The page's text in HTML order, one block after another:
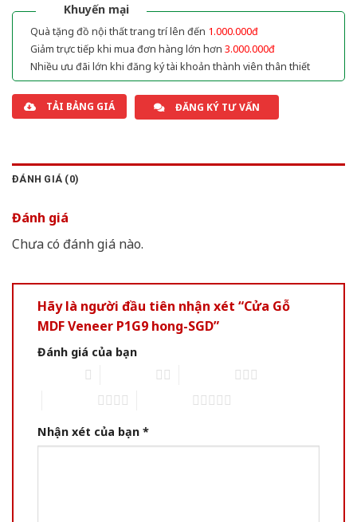
Khuyến mại
Quà tặng đồ nội thất trang trí lên đến 1.000.000đ
Giảm trực tiếp khi mua đơn hàng lớn hơn 3.000.000đ
Nhiều ưu đãi lớn khi đăng ký tài khoản thành viên thân thiết
TẢI BẢNG GIÁ ĐĂNG KÝ TƯ VẤN
ĐÁNH GIÁ (0)
Đánh giá
Chưa có đánh giá nào.
Hãy là người đầu tiên nhận xét “Cửa Gỗ
MDF Veneer P1G9 hong-SGD”
Đánh giá của bạn
Nhận xét của bạn *